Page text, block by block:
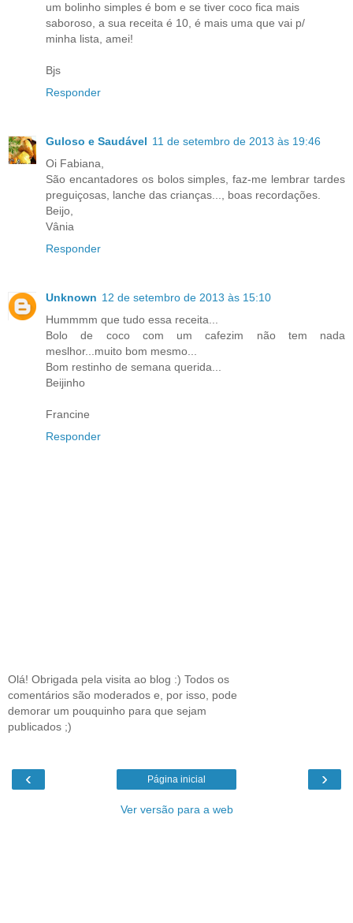
um bolinho simples é bom e se tiver coco fica mais
saboroso, a sua receita é 10, é mais uma que vai p/
minha lista, amei!
Bjs
Responder
Guloso e Saudável 11 de setembro de 2013 às 19:46
Oi Fabiana,
São encantadores os bolos simples, faz-me lembrar tardes
preguiçosas, lanche das crianças..., boas recordações.
Beijo,
Vânia
Responder
Unknown 12 de setembro de 2013 às 15:10
Hummmm que tudo essa receita...
Bolo de coco com um cafezim não tem nada
meslhor...muito bom mesmo...
Bom restinho de semana querida...
Beijinho
Francine
Responder
Olá! Obrigada pela visita ao blog :) Todos os
comentários são moderados e, por isso, pode
demorar um pouquinho para que sejam
publicados ;)
‹ ›
Página inicial
Ver versão para a web